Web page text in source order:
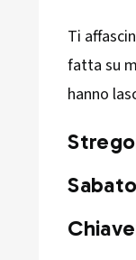
Ti
fatta su
hanno